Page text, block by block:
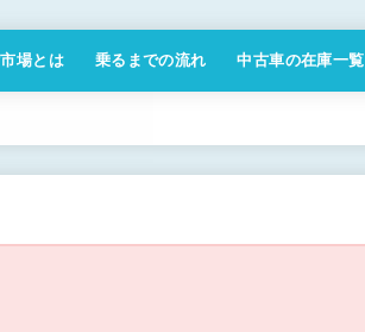
場とは 乗るまでの流れ 中古車の在庫一覧